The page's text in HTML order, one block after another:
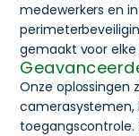
medewerkers en
gemaakt voor
Onze oplossingen
camerasystemen,
toegangscontrole.